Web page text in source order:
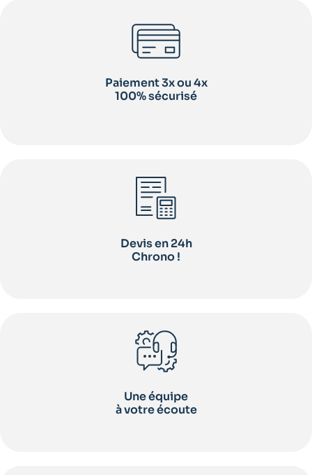
Paiement 3x ou 4x
100% sécurisé
Devis en 24h
Chrono !
Une équipe
à votre écoute